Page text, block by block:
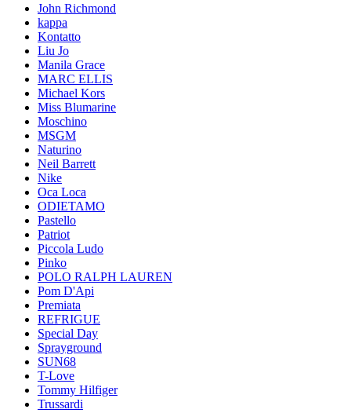
John Richmond
kappa
Kontatto
Liu Jo
Manila Grace
MARC ELLIS
Michael Kors
Miss Blumarine
Moschino
MSGM
Naturino
Neil Barrett
Nike
Oca Loca
ODIETAMO
Pastello
Patriot
Piccola Ludo
Pinko
POLO RALPH LAUREN
Pom D'Api
Premiata
REFRIGUE
Special Day
Sprayground
SUN68
T-Love
Tommy Hilfiger
Trussardi